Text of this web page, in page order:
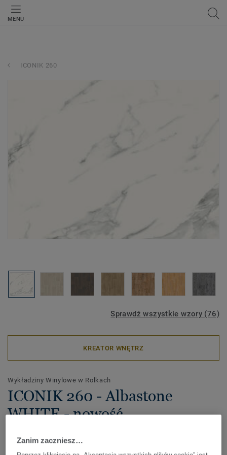
MENU
ICONIK 260
Sprawdź wszystkie wzory (76)
KREATOR WNĘTRZ
Wykładziny Winylowe w Rolkach
ICONIK 260 - Albastone
WHITE - nowość
Kolekcja wykładzin do mieszkań ICONIK 260 wyróżnia się
Zanim zaczniesz…